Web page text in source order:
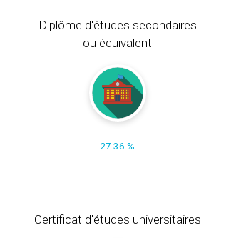
Diplôme d'études secondaires
ou équivalent
27.36 %
Certificat d'études universitaires